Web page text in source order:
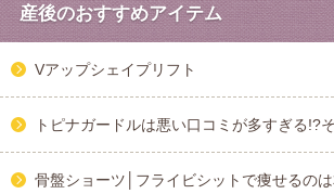
産後のおすすめアイテム
Vアップシェイプリフト
トピナガードルは悪い口コミが多すぎる!?
骨盤ショーツ│フライビシットで痩せるの